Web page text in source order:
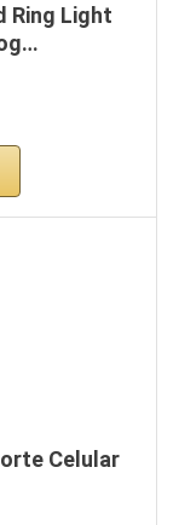
Ring Light
Celular